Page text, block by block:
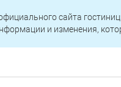
сайта
и изменения,